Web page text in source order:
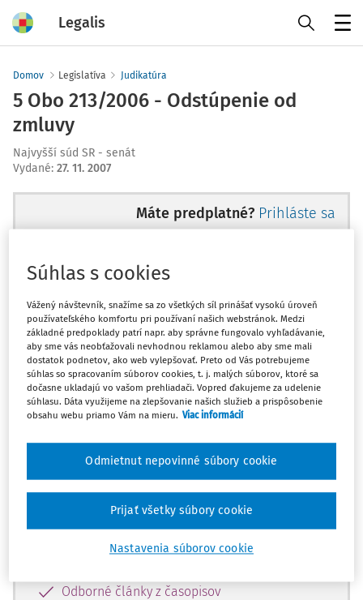
Legalis
Domov Legislatíva Judikatúra
5 Obo 213/2006 - Odstúpenie od
zmluvy
Najvyšší súd SR - senát
Vydané: 27. 11. 2007
Máte predplatné? Prihláste sa
Ups, zatiaľ ste si prečítali len
začiatok...
Celý odborný obsah z tejto oblasti je
dostupný predplatiteľom portálu.
Odomknite si prístup k odbornému
obsahu a získajte prístup na 10 dní
zdarma, stačí sa len zaregistrovať.
Vďaka registrácii získate prístup aj k
vybranému obsahu:
Odborné články z časopisov
Súhlas s cookies
Vážený návštevník, snažíme sa zo všetkých síl prinášať vysokú úroveň
používateľského komfortu pri používaní našich webstránok. Medzi
základné predpoklady patrí napr. aby správne fungovalo vyhľadávanie,
aby sme vás neobťažovali nevhodnou reklamou alebo aby sme mali
dostatok podnetov, ako web vylepšovať. Preto od Vás potrebujeme
súhlas so spracovaním súborov cookies, t. j. malých súborov, ktoré sa
dočasne ukladajú vo vašom prehliadači. Vopred ďakujeme za udelenie
súhlasu. Dáta využijeme na zlepšovanie našich služieb a prispôsobenie
obsahu webu priamo Vám na mieru. Viac informácií
Nastavenia súborov cookie
Odmietnut nepovinné súbory cookie
Prijať všetky súbory cookie